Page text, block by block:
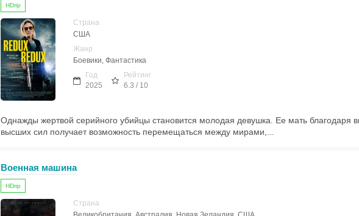
HDrip
Страна
США
Жанр
Боевики, Фантастика
Год
2025
Рейтинг
6.3 / 10
Однажды жертвой серийного убийцы становится молодая девушка. Ее мать благодаря
высших сил получает возможность перемещаться между мирами,...
Военная машина
HDrip
Страна